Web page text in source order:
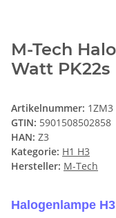
M-Tech
Watt PK22s
Artikelnummer: 1ZM3
GTIN: 5901508502858
HAN: Z3
Kategorie: H1 H3
Hersteller: M-Tech
Halogenlampe